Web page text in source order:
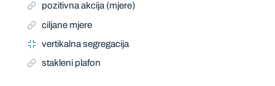
pozitivna akcija (mjere)
ciljane mjere
vertikalna segregacija
stakleni plafon